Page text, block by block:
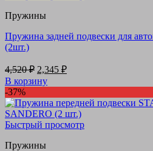
Пружины
Пружина задней подвески для
(2шт.)
4,520₽ Первоначальная
цена
составляла
4,520 ₽.
2,345 ₽Текущая
В корзину
-37%
Быстрый просмотр
Пружины